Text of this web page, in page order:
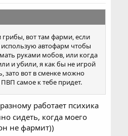
вот там фарми, если
автофарм чтобы
руками мобов, или когда
и убили, я как бы не игрой
зато вот в сменке можно
самое к тебе придет.
работает психика
сидеть, когда моего
не фармит))